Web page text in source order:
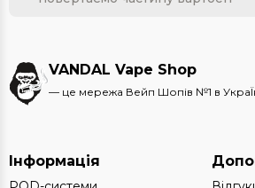
VANDAL Vape Shop
— це мережа Вейп Шопів №1 в
Інформація